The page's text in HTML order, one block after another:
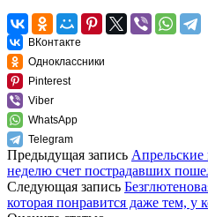
ВКонтакте
Одноклассники
Pinterest
Viber
WhatsApp
Telegram
Предыдущая запись Апрельские
неделю счет пострадавших
Следующая запись
которая понравится даже тем, у